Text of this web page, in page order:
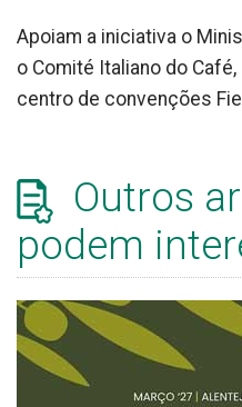
Apoiam a iniciativa o
o Comité Italiano do
centro de convenções
Outros
podem